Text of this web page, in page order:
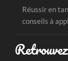
Réussir en
conseils à